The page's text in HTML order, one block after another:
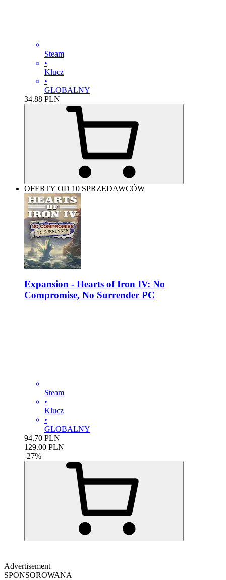
Steam
•
Klucz
•
GLOBALNY
34.88 PLN
OFERTY OD 10 SPRZEDAWCÓW
Expansion - Hearts of Iron IV: No
Compromise, No Surrender PC
Steam
•
Klucz
•
GLOBALNY
94.70 PLN
129.00 PLN
-27%
Advertisement
SPONSOROWANA